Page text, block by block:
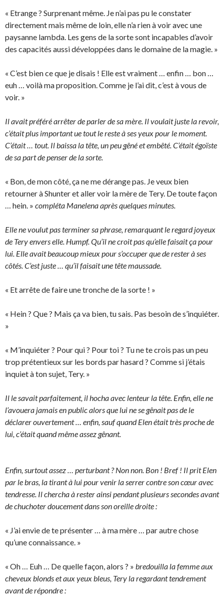
« Etrange ? Surprenant même. Je n’ai pas pu le constater
directement mais même de loin, elle n’a rien à voir avec une
paysanne lambda. Les gens de la sorte sont incapables d’avoir
des capacités aussi développées dans le domaine de la magie. »
« C’est bien ce que je disais ! Elle est vraiment … enfin … bon …
euh … voilà ma proposition. Comme je l’ai dit, c’est à vous de
voir. »
Il avait préféré arrêter de parler de sa mère. Il voulait juste la revoir,
c’était plus important ue tout le reste à ses yeux pour le moment.
C’était … tout. Il baissa la tête, un peu gêné et embêté. C’était égoïste
de sa part de penser de la sorte.
« Bon, de mon côté, ça ne me dérange pas. Je veux bien
retourner à Shunter et aller voir la mère de Tery. De toute façon
… hein. » compléta Manelena après quelques minutes.
Elle ne voulut pas terminer sa phrase, remarquant le regard joyeux
de Tery envers elle. Humpf. Qu’il ne croit pas qu’elle faisait ça pour
lui. Elle avait beaucoup mieux pour s’occuper que de rester à ses
côtés. C’est juste … qu’il faisait une tête maussade.
« Et arrête de faire une tronche de la sorte ! »
« Hein ? Que ? Mais ça va bien, tu sais. Pas besoin de s’inquiéter.
»
« M’inquiéter ? Pour qui ? Pour toi ? Tu ne te crois pas un peu
trop prétentieux sur les bords par hasard ? Comme si j’étais
inquiet à ton sujet, Tery. »
Il le savait parfaitement, il hocha avec lenteur la tête. Enfin, elle ne
l’avouera jamais en public alors que lui ne se gênait pas de le
déclarer ouvertement … enfin, sauf quand Elen était très proche de
lui, c’était quand même assez gênant.
Enfin, surtout assez … perturbant ? Non non. Bon ! Bref ! Il prit Elen
par le bras, la tirant à lui pour venir la serrer contre son cœur avec
tendresse. Il chercha à rester ainsi pendant plusieurs secondes avant
de chuchoter doucement dans son oreille droite :
« J’ai envie de te présenter … à ma mère … par autre chose
qu’une connaissance. »
« Oh … Euh … De quelle façon, alors ? » bredouilla la femme aux
cheveux blonds et aux yeux bleus, Tery la regardant tendrement
avant de répondre :